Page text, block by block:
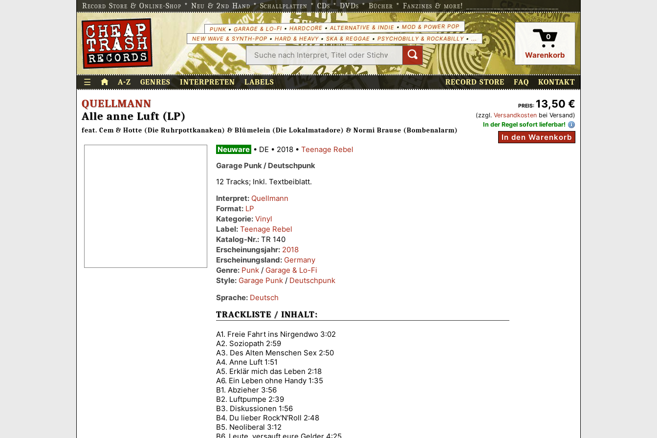
Record Store & Online-Shop * Neu & 2nd Hand * Schallplatten * CDs * DVDs * Bücher * Fanzines & more! ___________________________
PUNK• GARAGE & LO-FI • HARDCORE • ALTERNATIVE & INDIE • MOD & POWER POP
NEW WAVE & SYNTH-POP • HARD & HEAVY• SKA & REGGAE • PSYCHOBILLY & ROCKABILLY• ... 0
Warenkorb
☰ A-Z GENRES INTERPRETEN LABELS RECORD STORE FAQ KONTAKT
PREIS: 13,50 €
(zzgl. Versandkosten bei Versand)
In der Regel sofort lieferbar!
In den Warenkorb
QUELLMANN
Alle anne Luft (LP)
feat. Cem & Hotte (Die Ruhrpottkanaken) & Blümelein (Die Lokalmatadore) & Normi Brause (Bombenalarm)
Neuware • DE • 2018 • Teenage Rebel
Garage Punk / Deutschpunk
12 Tracks; Inkl. Textbeiblatt.
Interpret: Quellmann
Format: LP
Kategorie: Vinyl
Label: Teenage Rebel
Katalog-Nr.: TR 140
Erscheinungsjahr: 2018
Erscheinungsland: Germany
Genre: Punk / Garage & Lo-Fi
Style: Garage Punk / Deutschpunk
Sprache: Deutsch
TRACKLISTE / INHALT:
A1. Freie Fahrt ins Nirgendwo 3:02
A2. Soziopath 2:59
A3. Des Alten Menschen Sex 2:50
A4. Anne Luft 1:51
A5. Erklär mich das Leben 2:18
A6. Ein Leben ohne Handy 1:35
B1. Abzieher 3:56
B2. Luftpumpe 2:39
B3. Diskussionen 1:56
B4. Du lieber Rock'N'Roll 2:48
B5. Neoliberal 3:12